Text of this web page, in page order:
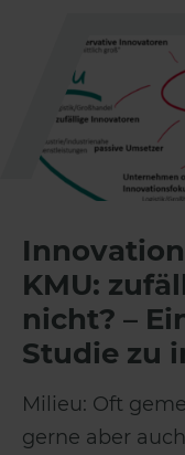
KMU:
nicht? –
Studie zu
Milieu: Oft
gerne aber